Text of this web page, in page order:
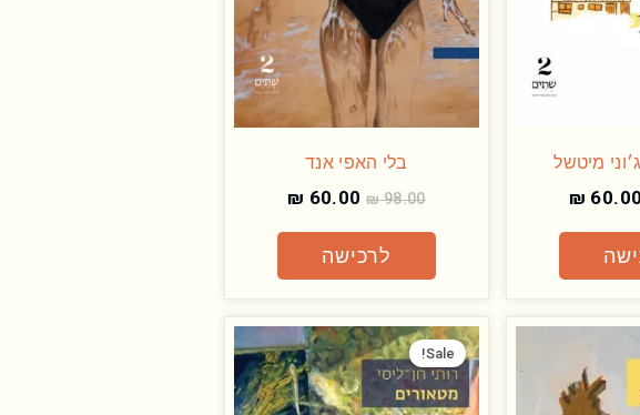
מיטשל
₪ 60.00
בלי האפי אנד
₪98.00
₪ 60.00
לרכישה
היה:
₪
המחיר
הוא:
₪ 60.00.
Sale!
המחיר
המקורי
היה:
₪ 98.00.
המחיר
הנוכחי
הוא:
₪ 60.00.